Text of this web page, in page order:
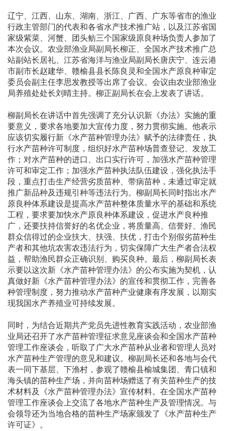
辽宁、江西、山东、湖南、浙江、广西、广东等省市的渔业
行政主管部门的代表和各省水产技术推广站，以及江苏省国
家级紫菜、河蟹、团头鲂三个国家级原良种场负责人参加了
本次会议。农业部渔业局副局长柳正、全国水产技术推广总
站副站长居礼、江苏省海洋与渔业局副局长唐庆宁、连云港
市副市长赵建华、赣榆县县长陈良灵和全国水产原良种审定
委员会副主任李思发教授等出席了会议。会议由农业部渔业
局养殖处处长刘晴主持。柳正副局长在会上发表了讲话。
柳副局长在讲话中首先强调了充分认识新《办法》实施的重
要意义，要求各地要加大宣传力度，努力贯彻实施。他表示
应该切实履行新《水产苗种管理办法》赋予的法律责任，执
行水产苗种许可制度，组织好水产苗种场普查登记、发放工
作；对水产苗种的进口、出口实行许可，加强水产苗种管理
许可和审定工作；加强水产苗种执法队伍建设，强化执法手
段，重点打击生产经营劣质苗种、带病苗种，未通过审定就
推广新品种及违规引种等违法行为。柳副局长同时指出水产
原良种体系建设是提高水产苗种整体质量水平的基础和系统
工程，要求要加快水产原良种体系建设，促进水产良种推
广，还要扶持信誉好的名优企业，将质量高、信誉好、渔民
群众信得过的企业扶大、扶强、扶优，打击个别假劣苗种生
产者和其他坑农害农违法行为，切实保障广大生产者合法权
益，帮助渔民群众正确识别、购买良种。最后，柳副局长表
示要以这次新《水产苗种管理办法》的公布实施为契机，认
真做好新《水产苗种管理办法》的宣传和贯彻工作，完善各
种管理制度，努力推动水产苗种产业健康有序发展，以期实
现我国水产养殖业可持续发展。
同时，为结合近期共产党员先进性教育实践活动，农业部渔
业局还召开了水产苗种管理征求意见座谈会和全国水产苗种
管理工作座谈会，听取了广大水产苗种从业者和管理人员对
水产苗种生产管理的意见和建议。柳副局长还和各地与会代
表一同下基层、下渔村，参观了赣榆县榆城集团、青口镇和
海头镇的苗种生产场，并向苗种场赠送了有关苗种生产的技
术材料及《水产苗种管理办法》宣传材料。在全国水产苗种
管理工作座谈会上交流了各地水产苗种生产及管理情况。与
会领导还为当地合格的苗种生产场家颁发了《水产苗种生产
许可证》。